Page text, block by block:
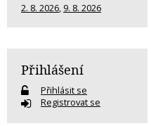
2. 8. 2026 9. 8. 2026
Přihlášení
Přihlásit se
Registrovat se